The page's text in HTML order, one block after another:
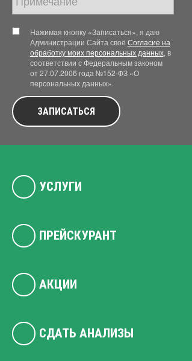
Нажимая кнопку «Записаться», я даю
Администрации Сайта своё Согласие на
обработку моих персональных данных, в
соответствии с Федеральным законом
от 27.07.2006 года №152-ФЗ «О
персональных данных».
ЗАПИСАТЬСЯ
УСЛУГИ
ПРЕЙСКУРАНТ
АКЦИИ
СДАТЬ АНАЛИЗЫ